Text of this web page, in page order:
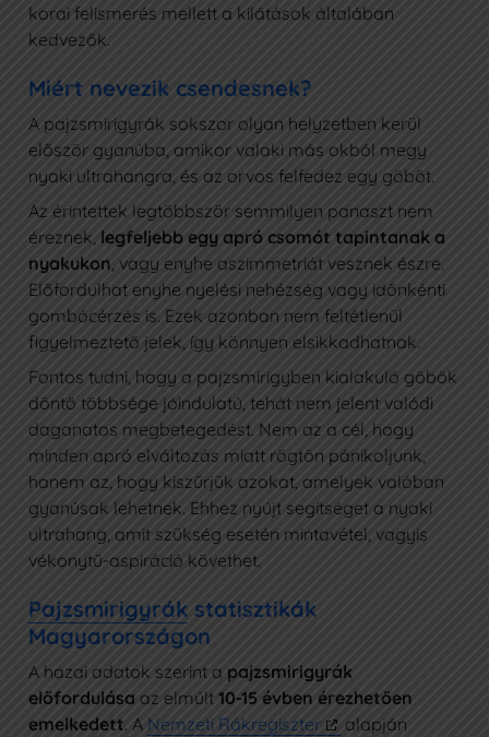
korai felismerés mellett a kilátások általában
kedvezők.
Miért nevezik csendesnek?
A pajzsmirigyrák sokszor olyan helyzetben kerül
először gyanúba, amikor valaki más okból megy
nyaki ultrahangra, és az orvos felfedez egy göböt.
Az érintettek legtöbbször semmilyen panaszt nem
éreznek, legfeljebb egy apró csomót tapintanak a
nyakukon, vagy enyhe aszimmetriát vesznek észre.
Előfordulhat enyhe nyelési nehézség vagy időnkénti
gombócérzés is. Ezek azonban nem feltétlenül
figyelmeztető jelek, így könnyen elsikkadhatnak.
Fontos tudni, hogy a pajzsmirigyben kialakuló göbök
döntő többsége jóindulatú, tehát nem jelent valódi
daganatos megbetegedést. Nem az a cél, hogy
minden apró elváltozás miatt rögtön pánikoljunk,
hanem az, hogy kiszűrjük azokat, amelyek valóban
gyanúsak lehetnek. Ehhez nyújt segítséget a nyaki
ultrahang, amit szükség esetén mintavétel, vagyis
vékonytű-aspiráció követhet.
Pajzsmirigyrák statisztikák
Magyarországon
A hazai adatok szerint a pajzsmirigyrák
előfordulása az elmúlt 10-15 évben érezhetően
emelkedett. A Nemzeti Rákregiszter
alapján